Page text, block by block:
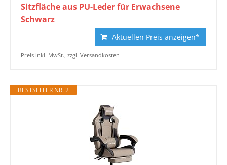
Sitzfläche aus PU-Leder für Erwachsene
Schwarz
Aktuellen Preis anzeigen*
Preis inkl. MwSt., zzgl. Versandkosten
BESTSELLER NR. 2